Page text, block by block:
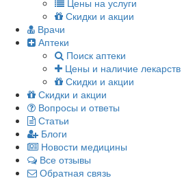
Скидки и акции
Врачи
Аптеки
Поиск аптеки
Цены и наличие лекарств
Скидки и акции
Скидки и акции
Вопросы и ответы
Статьи
Блоги
Новости медицины
Все отзывы
Обратная связь